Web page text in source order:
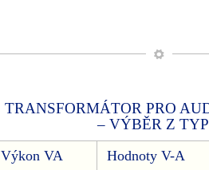
TRANSFORMÁTOR PRO
– VÝBĚR Z
Výkon VA Hodnoty V-A